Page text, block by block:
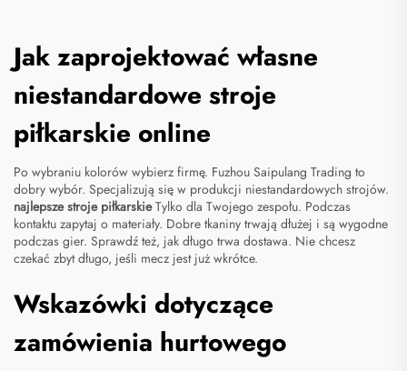
Jak zaprojektować własne
niestandardowe stroje
piłkarskie online
Po wybraniu kolorów wybierz firmę. Fuzhou Saipulang Trading to
dobry wybór. Specjalizują się w produkcji niestandardowych strojów.
najlepsze stroje piłkarskieTylko dla Twojego zespołu. Podczas
kontaktu zapytaj o materiały. Dobre tkaniny trwają dłużej i są wygodne
podczas gier. Sprawdź też, jak długo trwa dostawa. Nie chcesz
czekać zbyt długo, jeśli mecz jest już wkrótce.
Wskazówki dotyczące
zamówienia hurtowego